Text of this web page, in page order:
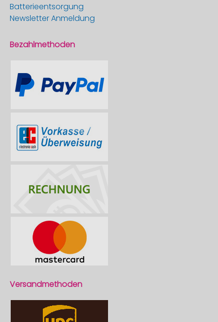
Batterieentsorgung
Newsletter Anmeldung
Bezahlmethoden
Versandmethoden